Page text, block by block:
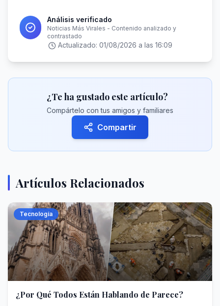
Análisis verificado
Noticias Más Virales - Contenido analizado y
contrastado
Actualizado: 01/08/2026 a las 16:09
¿Te ha gustado este artículo?
Compártelo con tus amigos y familiares
Compartir
Artículos Relacionados
Tecnología
¿Por Qué Todos Están Hablando de Parece?